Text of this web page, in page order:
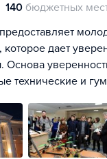
140 бюджетных
которое дает
Основа
технические и